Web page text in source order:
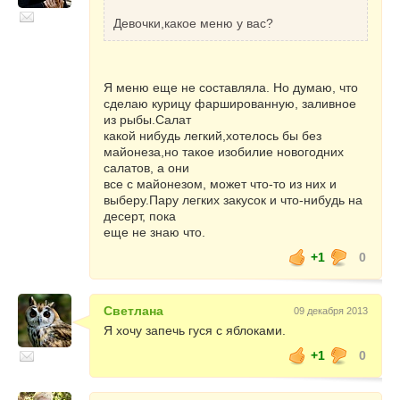
ЧТО ДОЛЖНО БЫТЬ НА ПРАЗДНИЧНОМ
СТОЛЕ?
снабдить красиво сложенными белыми или
зелеными полотняными салфетками. Их
можно украсить самодельными кольцами из
лент или браслетов, украшениями из
брошек, клипсами, иной бижутерией,
которая станет подарками гостям.
Чтобы задобрить Властительницу года, в
Китае при встрече года Лошади на
праздничный стол ставят два красивых
декоративных блюда: одно с мелко
порубленным сеном, другое с водой. На
узду для священного животного.
При особой фантазии на середину стола в
качестве праздничного украшения можно
поставить заранее подготовленное
Девочки,какое меню у вас?
Я меню еще не составляла. Но думаю, что
сделаю курицу фаршированную, заливное
из рыбы.Салат
какой нибудь легкий,хотелось бы без
майонеза,но такое изобилие новогодних
салатов, а они
все с майонезом, может что-то из них и
выберу.Пару легких закусок и что-нибудь на
десерт, пока
еще не знаю что.
+1
0
Светлана 09 декабря 2013
Я хочу запечь гуся с яблоками.
+1
0